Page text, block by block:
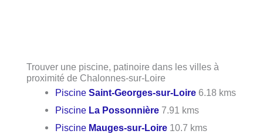
Trouver une piscine, patinoire dans les villes à
proximité de Chalonnes-sur-Loire
PiscineSaint-Georges-sur-Loire 6.18 kms
Piscine La Possonnière 7.91 kms
Piscine Mauges-sur-Loire 10.7 kms